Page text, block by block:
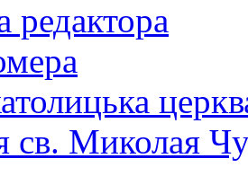
редактора
св. Миколая